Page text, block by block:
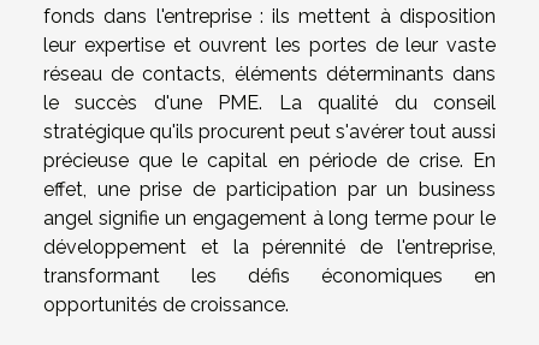
fonds dans l'entreprise : ils mettent à disposition
leur expertise et ouvrent les portes de leur vaste
réseau de contacts, éléments déterminants dans
le succès d'une PME. La qualité du conseil
stratégique qu'ils procurent peut s'avérer tout aussi
précieuse que le capital en période de crise. En
effet, une prise de participation par un business
angel signifie un engagement à long terme pour le
développement et la pérennité de l'entreprise,
transformant les défis économiques en
opportunités de croissance.